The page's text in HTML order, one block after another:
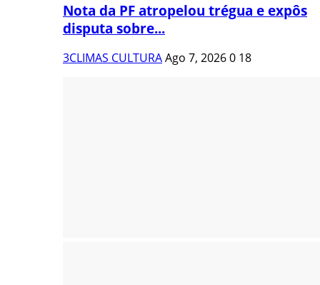
Nota da PF atropelou trégua e expôs
disputa sobre...
3CLIMAS CULTURAAgo 7, 20260 18